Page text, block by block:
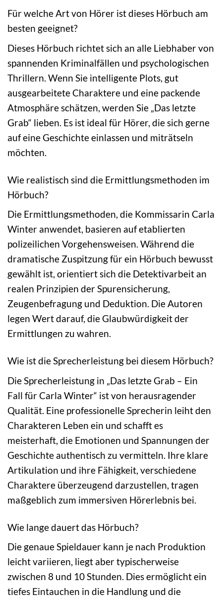
Für welche Art von Hörer ist dieses Hörbuch am
besten geeignet?
Dieses Hörbuch richtet sich an alle Liebhaber von
spannenden Kriminalfällen und psychologischen
Thrillern. Wenn Sie intelligente Plots, gut
ausgearbeitete Charaktere und eine packende
Atmosphäre schätzen, werden Sie „Das letzte
Grab“ lieben. Es ist ideal für Hörer, die sich gerne
auf eine Geschichte einlassen und miträtseln
möchten.
Wie realistisch sind die Ermittlungsmethoden im
Hörbuch?
Die Ermittlungsmethoden, die Kommissarin Carla
Winter anwendet, basieren auf etablierten
polizeilichen Vorgehensweisen. Während die
dramatische Zuspitzung für ein Hörbuch bewusst
gewählt ist, orientiert sich die Detektivarbeit an
realen Prinzipien der Spurensicherung,
Zeugenbefragung und Deduktion. Die Autoren
legen Wert darauf, die Glaubwürdigkeit der
Ermittlungen zu wahren.
Wie ist die Sprecherleistung bei diesem Hörbuch?
Die Sprecherleistung in „Das letzte Grab – Ein
Fall für Carla Winter“ ist von herausragender
Qualität. Eine professionelle Sprecherin leiht den
Charakteren Leben ein und schafft es
meisterhaft, die Emotionen und Spannungen der
Geschichte authentisch zu vermitteln. Ihre klare
Artikulation und ihre Fähigkeit, verschiedene
Charaktere überzeugend darzustellen, tragen
maßgeblich zum immersiven Hörerlebnis bei.
Wie lange dauert das Hörbuch?
Die genaue Spieldauer kann je nach Produktion
leicht variieren, liegt aber typischerweise
zwischen 8 und 10 Stunden. Dies ermöglicht ein
tiefes Eintauchen in die Handlung und die